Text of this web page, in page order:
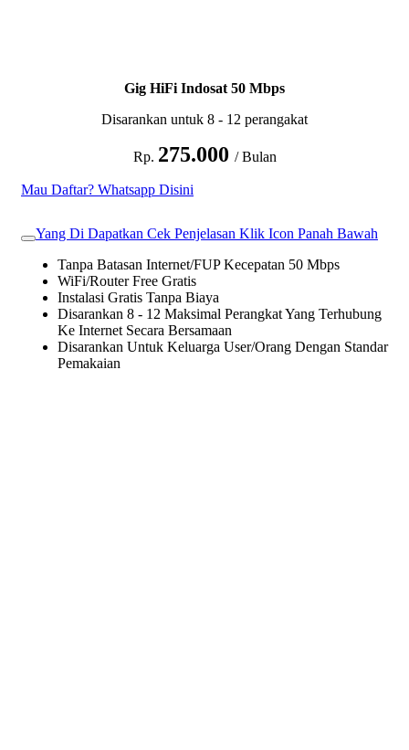
Gig HiFi Indosat 50 Mbps
Disarankan untuk 8 - 12 perangakat
Rp. 275.000 / Bulan
Mau Daftar? Whatsapp Disini
Yang Di Dapatkan Cek Penjelasan Klik Icon Panah Bawah
Tanpa Batasan Internet/FUP Kecepatan 50 Mbps
WiFi/Router Free Gratis
Instalasi Gratis Tanpa Biaya
Disarankan 8 - 12 Maksimal Perangkat Yang Terhubung
Ke Internet Secara Bersamaan
Disarankan Untuk Keluarga User/Orang Dengan Standar
Pemakaian